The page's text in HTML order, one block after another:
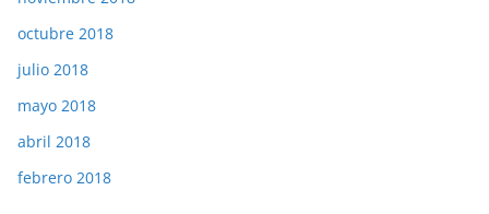
octubre 2018
julio 2018
mayo 2018
abril 2018
febrero 2018